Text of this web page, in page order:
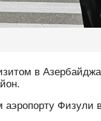
в
Физули